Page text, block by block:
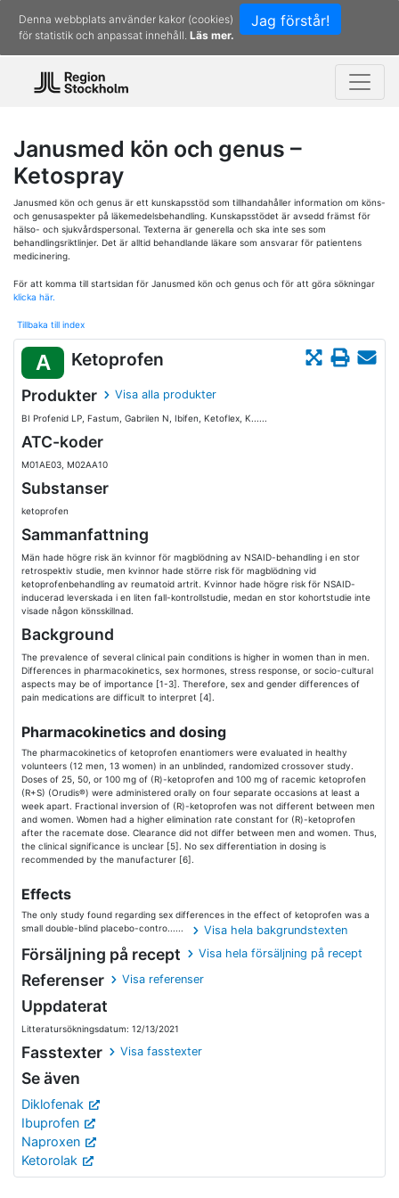
Jag förstår!
Denna webbplats använder kakor (cookies)
för statistik och anpassat innehåll. Läs mer.
Janusmed kön och genus –
Ketospray
Janusmed kön och genus är ett kunskapsstöd som tillhandahåller information om köns-
och genusaspekter på läkemedelsbehandling. Kunskapsstödet är avsedd främst för
hälso- och sjukvårdspersonal. Texterna är generella och ska inte ses som
behandlingsriktlinjer. Det är alltid behandlande läkare som ansvarar för patientens
medicinering.
För att komma till startsidan för Janusmed kön och genus och för att göra sökningar
klicka här.
Tillbaka till index
A Ketoprofen
Produkter Visa alla produkter
BI Profenid LP, Fastum, Gabrilen N, Ibifen, Ketoflex, K......
ATC-koder
M01AE03, M02AA10
Substanser
ketoprofen
Sammanfattning
Män hade högre risk än kvinnor för magblödning av NSAID-behandling i en stor
retrospektiv studie, men kvinnor hade större risk för magblödning vid
ketoprofenbehandling av reumatoid artrit. Kvinnor hade högre risk för NSAID-
inducerad leverskada i en liten fall-kontrollstudie, medan en stor kohortstudie inte
visade någon könsskillnad.
Background
The prevalence of several clinical pain conditions is higher in women than in men.
Differences in pharmacokinetics, sex hormones, stress response, or socio-cultural
aspects may be of importance [1-3]. Therefore, sex and gender differences of
pain medications are difficult to interpret [4].
Pharmacokinetics and dosing
The pharmacokinetics of ketoprofen enantiomers were evaluated in healthy
volunteers (12 men, 13 women) in an unblinded, randomized crossover study.
Doses of 25, 50, or 100 mg of (R)-ketoprofen and 100 mg of racemic ketoprofen
(R+S) (Orudis®) were administered orally on four separate occasions at least a
week apart. Fractional inversion of (R)-ketoprofen was not different between men
and women. Women had a higher elimination rate constant for (R)-ketoprofen
after the racemate dose. Clearance did not differ between men and women. Thus,
the clinical significance is unclear [5]. No sex differentiation in dosing is
recommended by the manufacturer [6].
Effects
The only study found regarding sex differences in the effect of ketoprofen was a
small double-blind placebo-contro......
Visa hela bakgrundstexten
Försäljning på recept Visa hela försäljning på recept
Referenser Visa referenser
Uppdaterat
Litteratursökningsdatum: 12/13/2021
Fasstexter Visa fasstexter
Se även
Diklofenak
Ibuprofen
Naproxen
Ketorolak